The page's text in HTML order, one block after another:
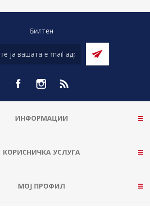
Билтен
ИНФОРМАЦИИ
КОРИСНИЧКА УСЛУГА
МОЈ ПРОФИЛ